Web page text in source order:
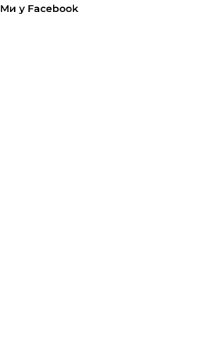
Ми у Facebook